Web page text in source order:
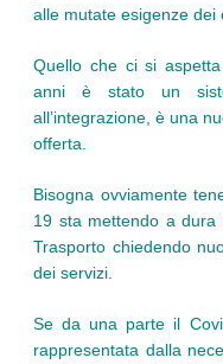
alle mutate esigenze dei
Quello che ci si
anni è stato un
all’integrazione, è una
offerta.
Bisogna ovviamente
19 sta mettendo a
Trasporto chiedendo
dei servizi.
Se da una parte il
rappresentata dalla